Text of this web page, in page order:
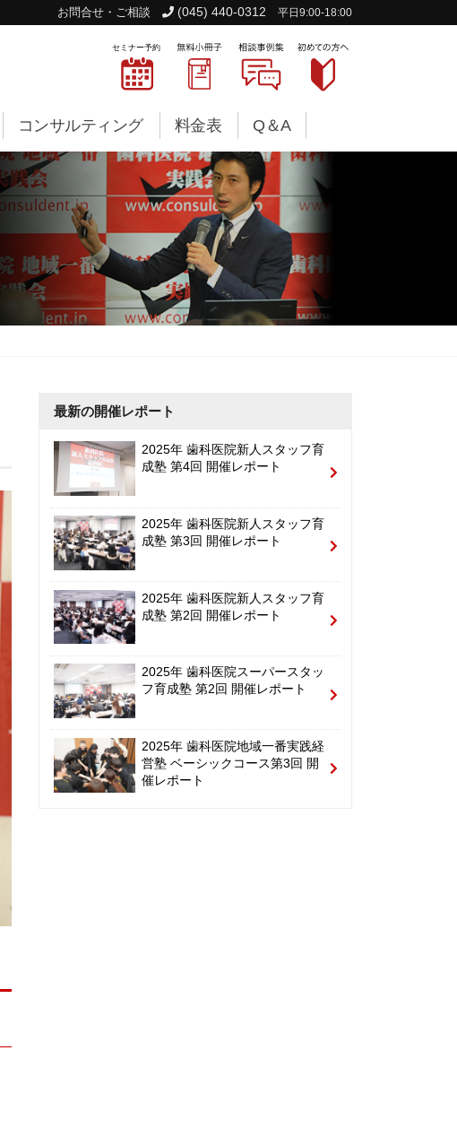
お問合せ・ご相談 (045) 440-0312 平日9:00-18:00
コンサルティング 料金表 Q＆A
最新の開催レポート
2025年 歯科医院新人スタッフ育
成塾 第4回 開催レポート
2025年 歯科医院新人スタッフ育
成塾 第3回 開催レポート
2025年 歯科医院新人スタッフ育
成塾 第2回 開催レポート
2025年 歯科医院スーパースタッ
フ育成塾 第2回 開催レポート
2025年 歯科医院地域一番実践経
営塾 ベーシックコース第3回 開
催レポート